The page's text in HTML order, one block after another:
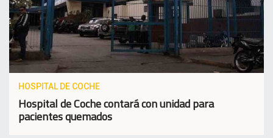
HOSPITAL DE COCHE
Hospital de Coche contará con unidad para
pacientes quemados